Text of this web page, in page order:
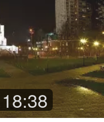
18:38